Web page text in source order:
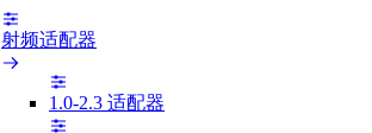
射频适配器
1.0-2.3 适配器